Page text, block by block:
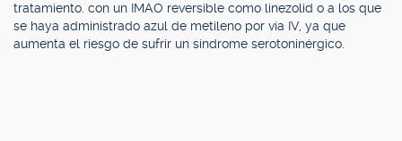
tratamiento. con un IMAO reversible como linezolid o a los que
se haya administrado azul de metileno por vía IV, ya que
aumenta el riesgo de sufrir un síndrome serotoninérgico.